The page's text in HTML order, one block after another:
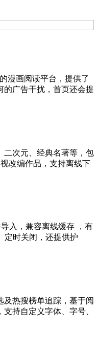
漫画阅读平台，提供了
的广告干扰，首页还会提
二次元、经典名著等，包
改编作品，支持离线下
入，兼容离线缓存 ，有
定时关闭，还提供护
及热搜榜单追踪，基于阅
持自定义字体、字号、